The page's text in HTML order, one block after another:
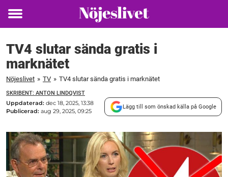
Toggle
TV4 slutar sända gratis i
marknätet
Nöjeslivet » TV » TV4 slutar sända gratis i marknätet
SKRIBENT: ANTON LINDQVIST
Uppdaterad: dec 18, 2025, 13:38
Publicerad: aug 29, 2025, 09:25
Lägg till som önskad källa på Google